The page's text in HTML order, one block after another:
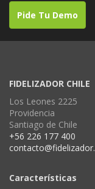
Pide Tu Demo
FIDELIZADOR CHILE
Los Leones 2225
Providencia
Santiago de Chile
+56 226 177 400
Características